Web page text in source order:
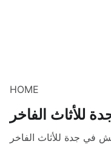
HOME
الفاخر
في جدة للأثاث الفاخر